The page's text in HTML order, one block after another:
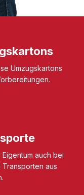
Umzugskartons
auch bei
aus